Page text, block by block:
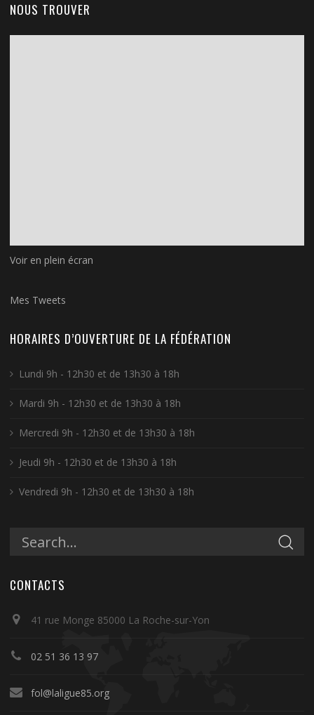
NOUS TROUVER
Voir en plein écran
Mes Tweets
HORAIRES D’OUVERTURE DE LA FÉDÉRATION
Lundi 9h - 12h30 et de 13h30 à 18h
Mardi 9h - 12h30 et de 13h30 à 18h
Mercredi 9h - 12h30 et de 13h30 à 18h
Jeudi 9h - 12h30 et de 13h30 à 18h
Vendredi 9h - 12h30 et de 13h30 à 18h
CONTACTS
41 rue Monge 85000 La Roche-sur-Yon
02 51 36 13 97
fol@laligue85.org